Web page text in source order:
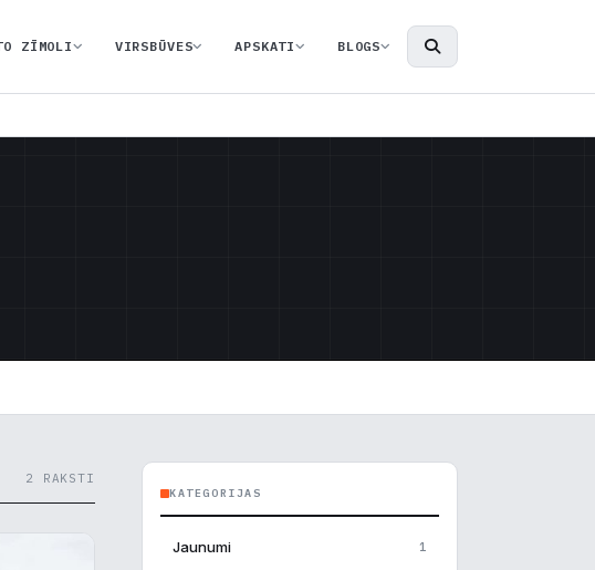
ZĪMOLI VIRSBŪVES APSKATI BLOGS
2 RAKSTI
KATEGORIJAS
Jaunumi 1